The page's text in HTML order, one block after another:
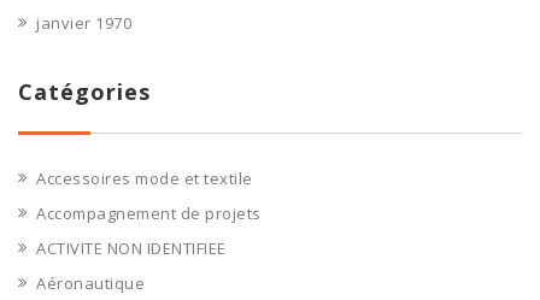
janvier 1970
Catégories
Accessoires mode et textile
Accompagnement de projets
ACTIVITE NON IDENTIFIEE
Aéronautique